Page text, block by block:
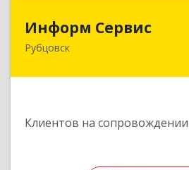
Информ Сервис
Рубцовск
Клиентов на сопровождении
658204, Алтайский край,